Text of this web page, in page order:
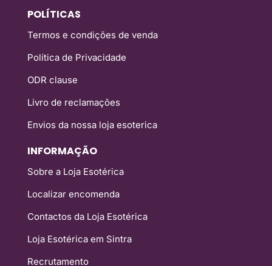
POLÍTICAS
Termos e condições de venda
Política de Privacidade
ODR clause
Livro de reclamações
Envios da nossa loja esoterica
INFORMAÇÃO
Sobre a Loja Esotérica
Localizar encomenda
Contactos da Loja Esotérica
Loja Esotérica em Sintra
Recrutamento